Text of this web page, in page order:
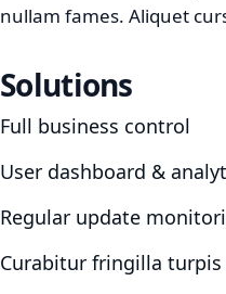
nullam fames. Aliquet
Solutions
Full business control
User dashboard &
Regular update
Curabitur fringilla turpis